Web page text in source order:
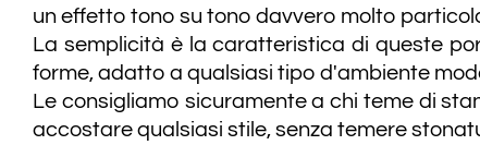
un effetto tono su tono davvero molto
La semplicità è la caratteristica di queste
forme, adatto a qualsiasi tipo d'ambiente
Le consigliamo sicuramente a chi teme di
accostare qualsiasi stile, senza temere